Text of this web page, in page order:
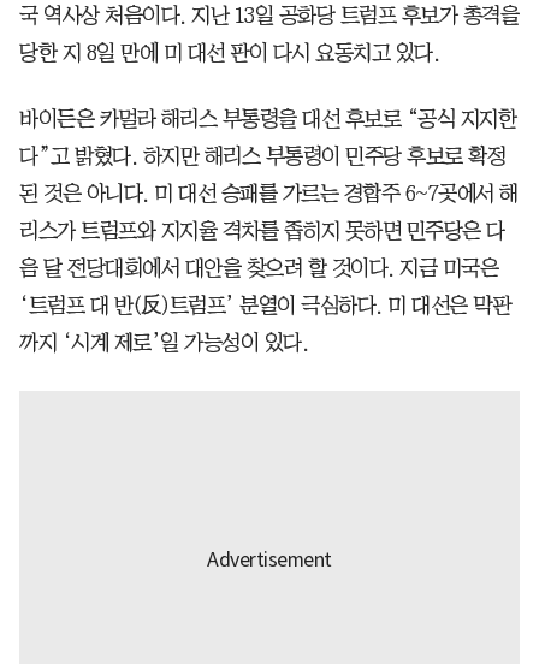
국 역사상 처음이다. 지난 13일 공화당 트럼프 후보가 총격을
당한 지 8일 만에 미 대선 판이 다시 요동치고 있다.
바이든은 카멀라 해리스 부통령을 대선 후보로 “공식 지지한
다”고 밝혔다. 하지만 해리스 부통령이 민주당 후보로 확정
된 것은 아니다. 미 대선 승패를 가르는 경합주 6~7곳에서 해
리스가 트럼프와 지지율 격차를 좁히지 못하면 민주당은 다
음 달 전당대회에서 대안을 찾으려 할 것이다. 지금 미국은
‘트럼프 대 반(反)트럼프’ 분열이 극심하다. 미 대선은 막판
까지 ‘시계 제로’일 가능성이 있다.